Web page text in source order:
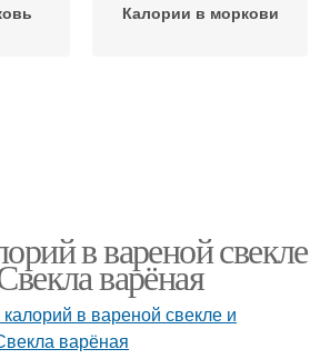
Калории в моркови
в вареной свекле
варёная